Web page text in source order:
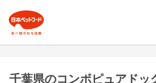
千葉県のコンボピュアドッ